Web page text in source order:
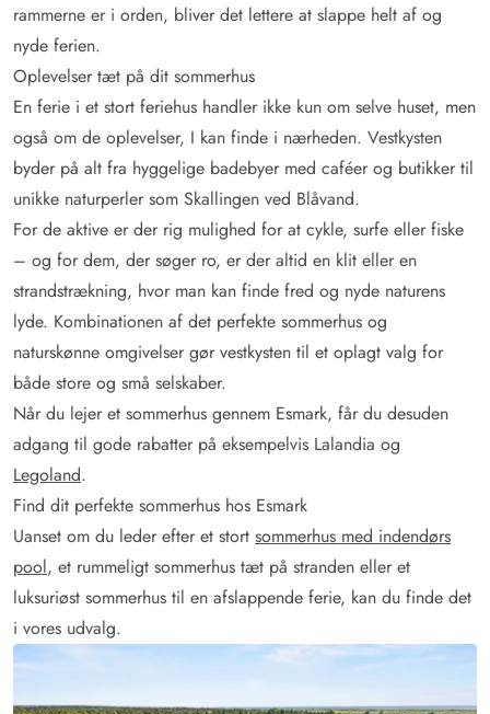
rammerne er i orden, bliver det lettere at slappe helt af og
nyde ferien.
Oplevelser tæt på dit sommerhus
En ferie i et stort feriehus handler ikke kun om selve huset, men
også om de oplevelser, I kan finde i nærheden. Vestkysten
byder på alt fra hyggelige badebyer med caféer og butikker til
unikke naturperler som Skallingen ved Blåvand.
For de aktive er der rig mulighed for at cykle, surfe eller fiske
– og for dem, der søger ro, er der altid en klit eller en
strandstrækning, hvor man kan finde fred og nyde naturens
lyde. Kombinationen af det perfekte sommerhus og
naturskønne omgivelser gør vestkysten til et oplagt valg for
både store og små selskaber.
Når du lejer et sommerhus gennem Esmark, får du desuden
adgang til gode rabatter på eksempelvis Lalandia og
Legoland.
Find dit perfekte sommerhus hos Esmark
Uanset om du leder efter et stort sommerhus med indendørs
pool, et rummeligt sommerhus tæt på stranden eller et
luksuriøst sommerhus til en afslappende ferie, kan du finde det
i vores udvalg.